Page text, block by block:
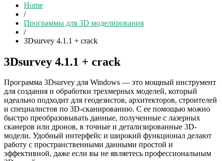
Home
/
Программы для 3D моделирования
/
3Dsurvey 4.1.1 + crack
3Dsurvey 4.1.1 + crack
Программа 3Dsurvey для Windows — это мощный инструмент
для создания и обработки трехмерных моделей, который
идеально подходит для геодезистов, архитекторов, строителей
и специалистов по 3D-сканированию. С ее помощью можно
быстро преобразовывать данные, полученные с лазерных
сканеров или дронов, в точные и детализированные 3D-
модели. Удобный интерфейс и широкий функционал делают
работу с пространственными данными простой и
эффективной, даже если вы не являетесь профессиональным